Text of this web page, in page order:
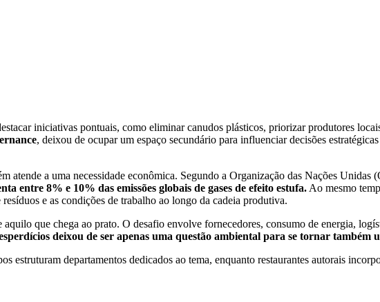
iniciativas pontuais, como eliminar canudos plásticos, priorizar produtores
, deixou de ocupar um espaço secundário para influenciar decisões
atende a uma necessidade econômica. Segundo a Organização das Nações Unidas
entre 8% e 10% das emissões globais de gases de efeito estufa. Ao mesmo
e as condições de trabalho ao longo da cadeia produtiva.
que chega ao prato. O desafio envolve fornecedores, consumo de energia,
deixou de ser apenas uma questão ambiental para se tornar também
estruturam departamentos dedicados ao tema, enquanto restaurantes autorais